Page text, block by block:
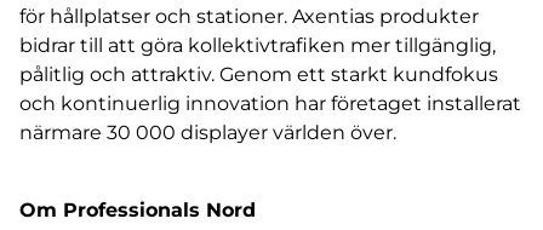
för hållplatser och stationer. Axentias produkter
bidrar till att göra kollektivtrafiken mer tillgänglig,
pålitlig och attraktiv. Genom ett starkt kundfokus
och kontinuerlig innovation har företaget installerat
närmare 30 000 displayer världen över.
Om Professionals Nord